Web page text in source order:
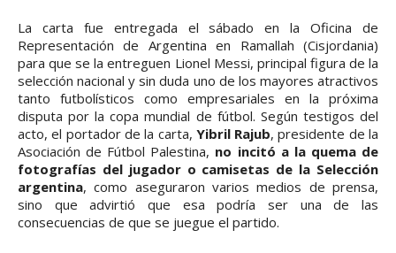
La carta fue entregada el sábado en la Oficina de
Representación de Argentina en Ramallah (Cisjordania)
para que se la entreguen Lionel Messi, principal figura de la
selección nacional y sin duda uno de los mayores atractivos
tanto futbolísticos como empresariales en la próxima
disputa por la copa mundial de fútbol. Según testigos del
acto, el portador de la carta, Yibril Rajub, presidente de la
Asociación de Fútbol Palestina, no incitó a la quema de
fotografías del jugador o camisetas de la Selección
argentina, como aseguraron varios medios de prensa,
sino que advirtió que esa podría ser una de las
consecuencias de que se juegue el partido.